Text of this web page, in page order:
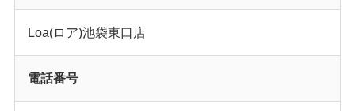
Loa(ロア)池袋東口店
電話番号